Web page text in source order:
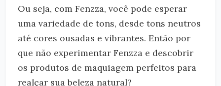
Ou seja, com Fenzza, você pode esperar
uma variedade de tons, desde tons neutros
até cores ousadas e vibrantes. Então por
que não experimentar Fenzza e descobrir
os produtos de maquiagem perfeitos para
realçar sua beleza natural?